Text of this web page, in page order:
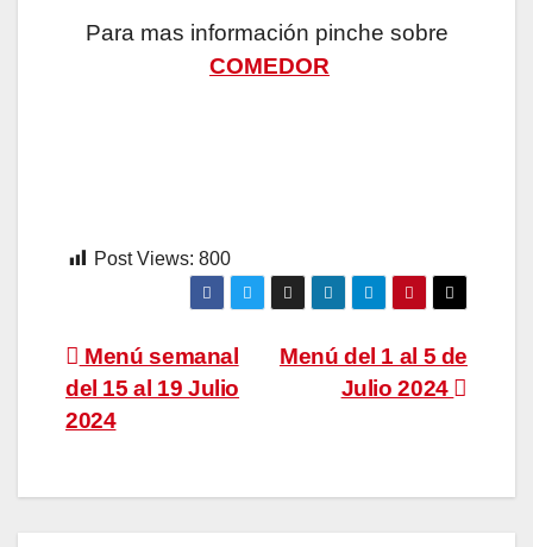
Para mas información pinche sobre
COMEDOR
Post Views: 800
Navegación
de
Menú del 1 al 5 de
Julio 2024
Menú semanal
del 15 al 19 Julio
2024